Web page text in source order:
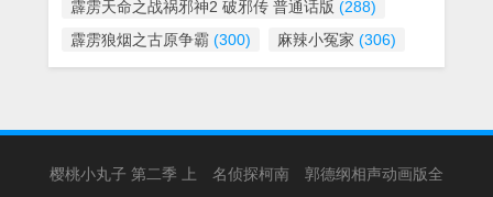
霹雳天命之战祸邪神2 破邪传 普通话版 (288)
霹雳狼烟之古原争霸 (300) 麻辣小冤家 (306)
樱桃小丸子 第二季 上 名侦探柯南
郭德纲相声动画版全